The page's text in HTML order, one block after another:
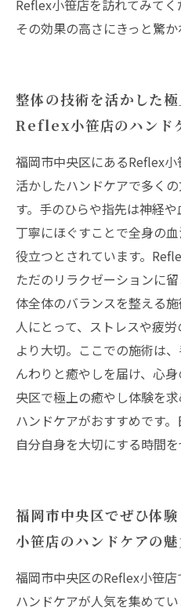
Reflex小笹店を訪れてみてく
その効果の高さにきっと驚か
整体の技術を活かした極
Reflex小笹店のハンド
福岡市中央区にあるReflex
活かしたハンドケアで多く
す。手のひらや指先は神経や
丁寧にほぐすことで全身の
役立つとされています。
ただのリラクゼーションに
体全体のバランスを整える
人にとって、ストレスや疲
より大切。ここでの施術は
んわりと癒やしを届け、心
央区で極上の癒やし体験を
ハンドケアがおすすめです。
自分自身を大切にする時間
福岡市中央区でぜひ体
小笹店のハンドケアの魅
福岡市中央区のReflex小笹
ハンドケアが人気を集めて